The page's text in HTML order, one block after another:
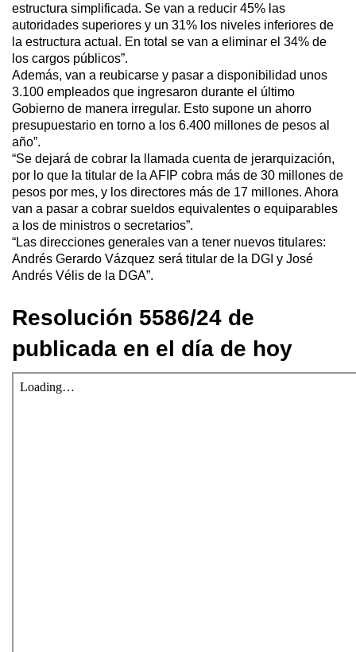
estructura simplificada. Se van a reducir 45% las
autoridades superiores y un 31% los niveles inferiores de
la estructura actual. En total se van a eliminar el 34% de
los cargos públicos”.
Además, van a reubicarse y pasar a disponibilidad unos
3.100 empleados que ingresaron durante el último
Gobierno de manera irregular. Esto supone un ahorro
presupuestario en torno a los 6.400 millones de pesos al
año”.
“Se dejará de cobrar la llamada cuenta de jerarquización,
por lo que la titular de la AFIP cobra más de 30 millones de
pesos por mes, y los directores más de 17 millones. Ahora
van a pasar a cobrar sueldos equivalentes o equiparables
a los de ministros o secretarios”.
“Las direcciones generales van a tener nuevos titulares:
Andrés Gerardo Vázquez será titular de la DGI y José
Andrés Vélis de la DGA”.
Resolución 5586/24 de
publicada en el día de hoy